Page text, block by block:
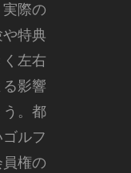
際の
特典
く左右
る影響
。都
ルフ
権の